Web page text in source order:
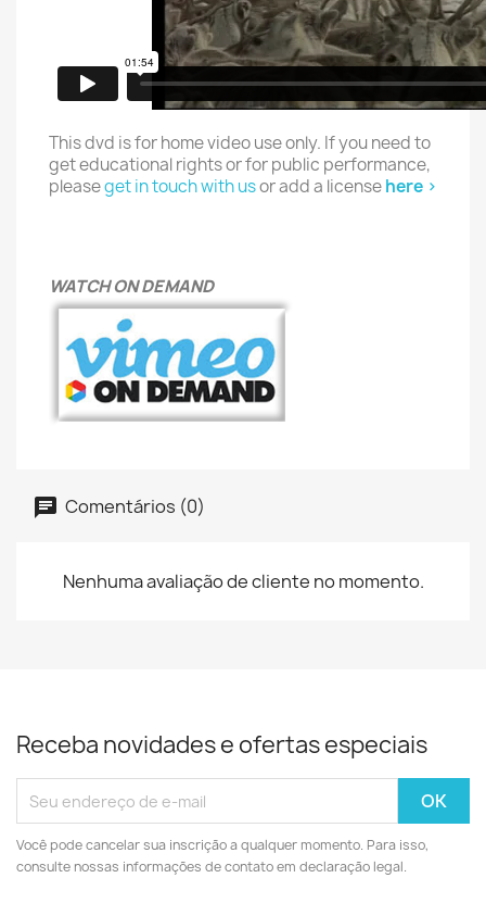
This dvd is for home video use only. If you need to
get educational rights or for public performance,
pleaseget in touch with usor add a licensehere >
WATCH ON DEMAND
Comentários (0)
Nenhuma avaliação de cliente no momento.
Receba novidades e ofertas especiais
Você pode cancelar sua inscrição a qualquer momento. Para isso,
consulte nossas informações de contato em declaração legal.